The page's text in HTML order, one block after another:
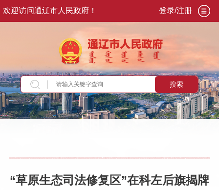
欢迎访问通辽市人民政府！ 登录/注册
搜索
当前位置：首页>政务公开>政府信息公开>法
施及实施情况
“草原生态司法修复区”在科左后旗揭牌